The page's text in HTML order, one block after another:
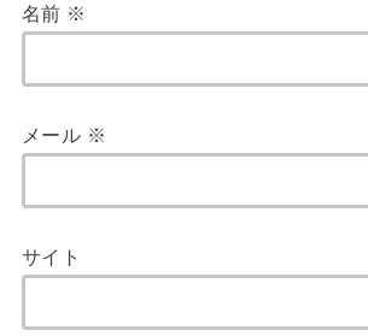
名前 ※
メール ※
サイト